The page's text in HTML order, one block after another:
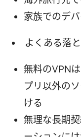
家族でのデ
よくある落
無料のVPN
プリ以外の
ける
無理な長期